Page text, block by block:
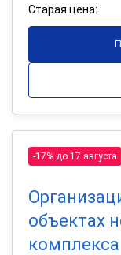
Старая цена:
-17% до 17 августа
объектах
комплекса